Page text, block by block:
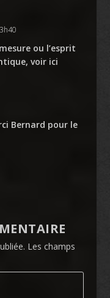
ou l’esprit
voir ici
Bernard pour le
Les champs